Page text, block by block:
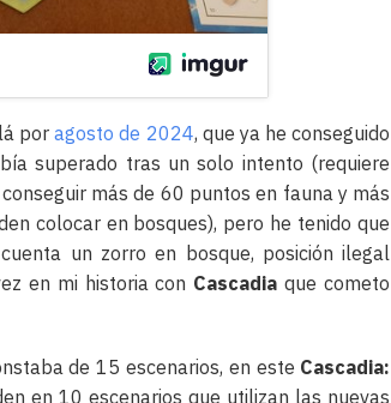
poragosto de 2024, que ya he conseguido
superado tras un solo intento (requiere
más de 60 puntos en fauna y más
colocar en bosques), pero he tenido que
un zorro en bosque, posición ilegal
en mi historia con Cascadia que cometo
de 15 escenarios, en este Cascadia:
en 10 escenarios que utilizan las nuevas